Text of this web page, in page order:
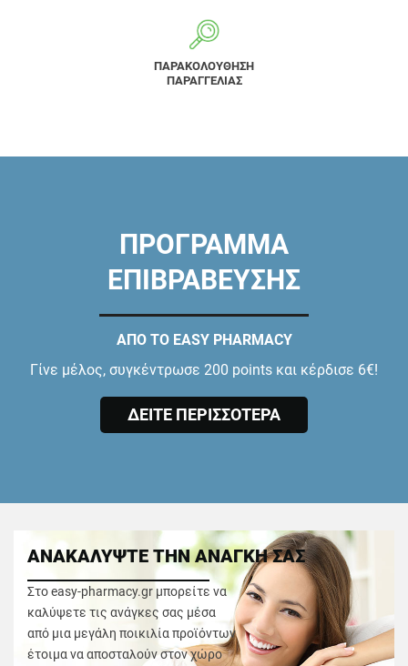
ΠΑΡΑΚΟΛΟΥΘΗΣΗ
ΠΑΡΑΓΓΕΛΙΑΣ
ΠΡΟΓΡΑΜΜΑ
ΕΠΙΒΡΑΒΕΥΣΗΣ
ΑΠΟ ΤΟ EASY PHARMACY
Γίνε μέλος, συγκέντρωσε 200 points και κέρδισε 6€!
ΔΕΙΤΕ ΠΕΡΙΣΣΟΤΕΡΑ
ΑΝΑΚΑΛΥΨΤΕ ΤΗΝ ΑΝΑΓΚΗ ΣΑΣ
Στο easy-pharmacy.gr μπορείτε να
καλύψετε τις ανάγκες σας μέσα
από μια μεγάλη ποικιλία προϊόντων
έτοιμα να αποσταλούν στον χώρο